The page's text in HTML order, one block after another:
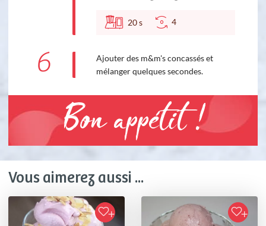
20s 4
6
Ajouter des m&m's concassés et
mélanger quelques secondes.
Bon appétit !
Vous aimerez aussi ...